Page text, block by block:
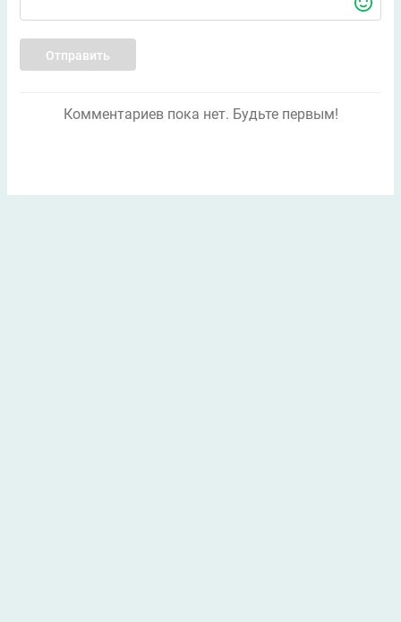
Отправить
Комментариев пока нет. Будьте первым!